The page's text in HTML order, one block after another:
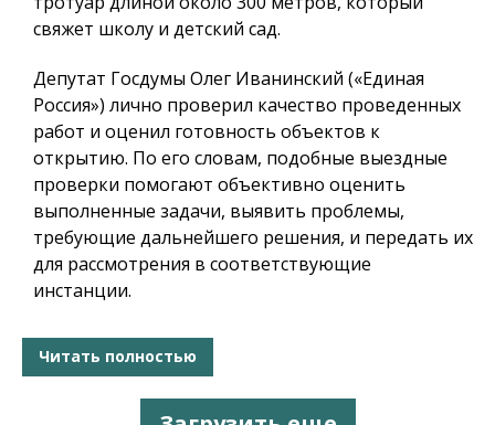
свяжет школу и детский сад.
Депутат Госдумы Олег Иванинский («Единая
Россия») лично проверил качество проведенных
работ и оценил готовность объектов к
открытию. По его словам, подобные выездные
проверки помогают объективно оценить
выполненные задачи, выявить проблемы,
требующие дальнейшего решения, и передать их
для рассмотрения в соответствующие
инстанции.
Читать полностью